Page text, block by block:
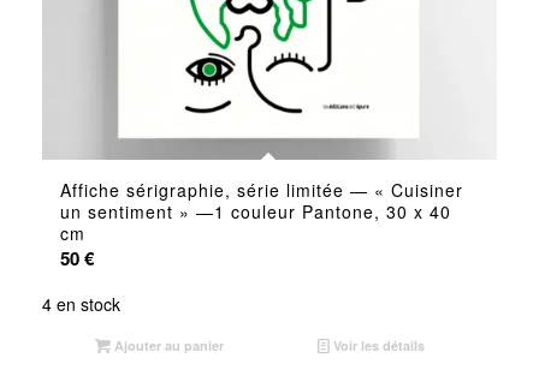
Affiche sérigraphie, série limitée — « Cuisiner
un sentiment » —1 couleur Pantone, 30 x 40
cm
50€
4 en stock
Ajouter au panier Voir les détails